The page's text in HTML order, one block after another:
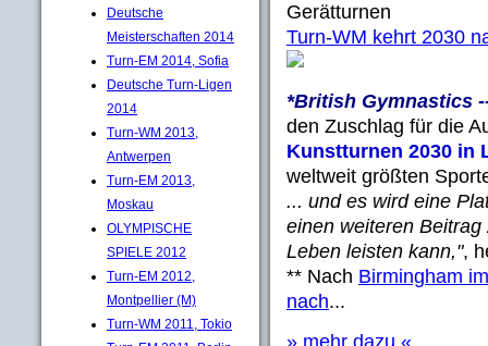
Deutsche
Meisterschaften 2014
Turn-EM 2014, Sofia
Deutsche Turn-Ligen
2014
Turn-WM 2013,
Antwerpen
Turn-EM 2013,
Moskau
OLYMPISCHE
SPIELE 2012
Turn-EM 2012,
Montpellier (M)
Turn-WM 2011, Tokio
Gerätturnen
Turn-WM kehrt 2030
*British Gymnastics
den Zuschlag für die
Kunstturnen 2030 in
weltweit größten
... und es wird eine
einen weiteren
Leben leisten kann,",
** Nach Birmingham
nach...
» mehr dazu «